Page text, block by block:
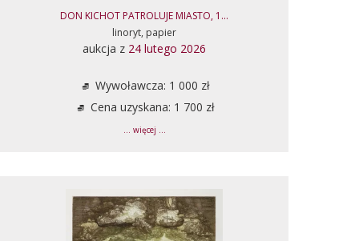
DON KICHOT PATROLUJE MIASTO, 1...
linoryt, papier
aukcja z 24 lutego 2026
Wywoławcza: 1 000 zł
Cena uzyskana: 1 700 zł
... więcej ...